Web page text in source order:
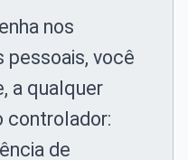
nos
pessoais, você
a qualquer
controlador:
de